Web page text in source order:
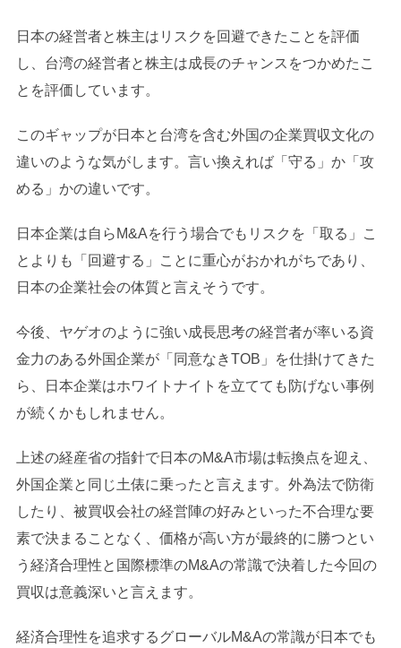
日本の経営者と株主はリスクを回避できたことを評価
し、台湾の経営者と株主は成長のチャンスをつかめたこ
とを評価しています。
このギャップが日本と台湾を含む外国の企業買収文化の
違いのような気がします。言い換えれば「守る」か「攻
める」かの違いです。
日本企業は自らM&Aを行う場合でもリスクを「取る」こ
とよりも「回避する」ことに重心がおかれがちであり、
日本の企業社会の体質と言えそうです。
今後、ヤゲオのように強い成長思考の経営者が率いる資
金力のある外国企業が「同意なきTOB」を仕掛けてきた
ら、日本企業はホワイトナイトを立てても防げない事例
が続くかもしれません。
上述の経産省の指針で日本のM&A市場は転換点を迎え、
外国企業と同じ土俵に乗ったと言えます。外為法で防衛
したり、被買収会社の経営陣の好みといった不合理な要
素で決まることなく、価格が高い方が最終的に勝つとい
う経済合理性と国際標準のM&Aの常識で決着した今回の
買収は意義深いと言えます。
経済合理性を追求するグローバルM&Aの常識が日本でも